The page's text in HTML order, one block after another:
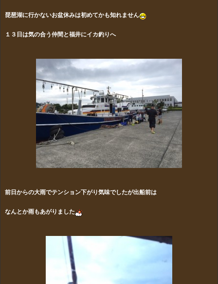
琵琶湖に行かないお盆休みは初めてかも知れません
１３日は気の合う仲間と福井にイカ釣りへ
前日からの大雨でテンション下がり気味でしたが出船前は
なんとか雨もあがりました